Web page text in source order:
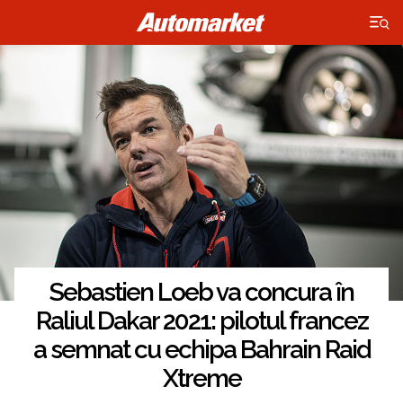
×
Sebastien Loeb va concura în
Raliul Dakar 2021: pilotul francez
a semnat cu echipa Bahrain Raid
Xtreme